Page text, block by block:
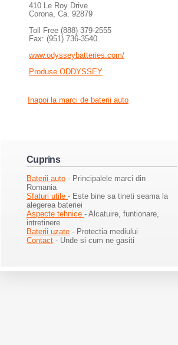
410 Le Roy Drive
Corona, Ca. 92879
Toll Free (888) 379-2555
Fax: (951) 736-3540
www.odysseybatteries.com/
Produse ODDYSSEY
Inapoi la marci de baterii auto
Cuprins
Baterii auto - Principalele marci din
Romania
Sfaturi utile - Este bine sa tineti seama la
alegerea bateriei
Aspecte tehnice - Alcatuire, funtionare,
intretinere
Baterii uzate - Protectia mediului
Contact - Unde si cum ne gasiti